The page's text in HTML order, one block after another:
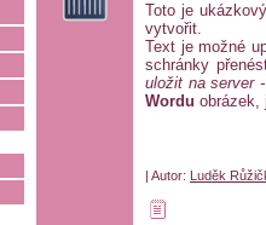
Toto je
vytvořit.
Text je možné
schránky
uložit na server
Wordu obrázek,
| Autor: Luděk